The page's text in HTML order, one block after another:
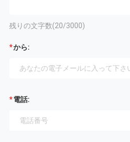
残りの文字数(20/3000)
から:
電話: